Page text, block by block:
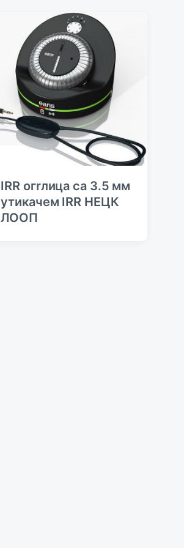
IRR огrлица са 3.5 мм
утикачeм IRR НЕЦК
ЛООП